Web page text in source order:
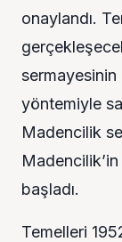
onaylandı.
sermayesinin
yöntemiyle
Madencilik
başladı.
Temelleri